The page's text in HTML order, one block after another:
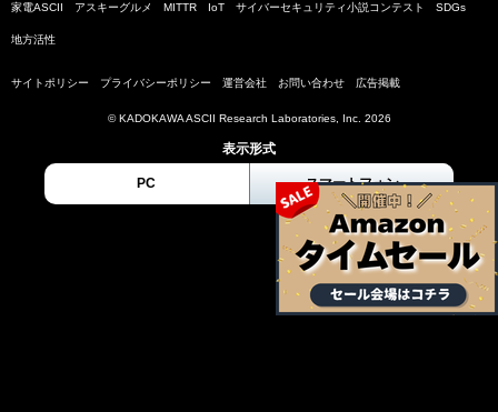
家電ASCII アスキーグルメ MITTR IoT サイバーセキュリティ小説コンテスト SDGs
地方活性
サイトポリシー プライバシーポリシー 運営会社 お問い合わせ 広告掲載
© KADOKAWA ASCII Research Laboratories, Inc. 2026
表示形式
PC スマートフォン